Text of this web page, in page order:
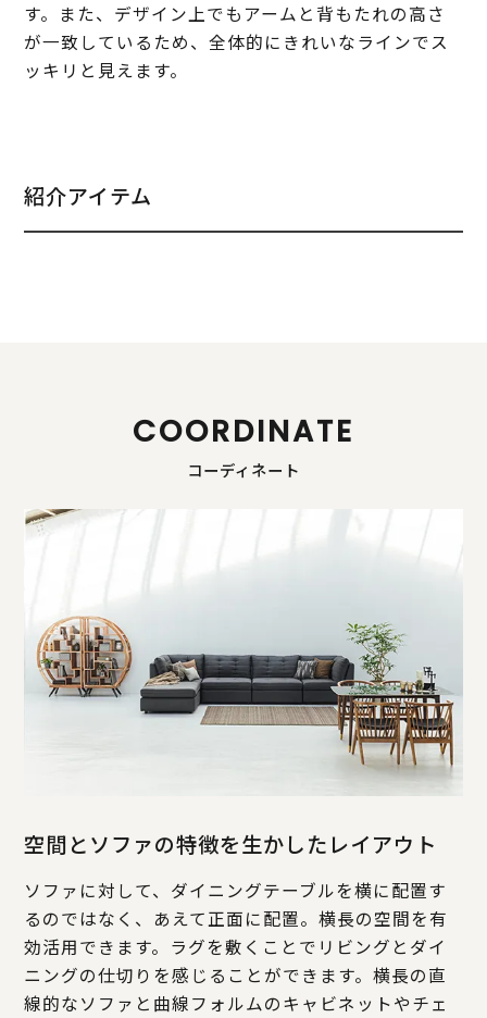
す。また、デザイン上でもアームと背もたれの高さ
が一致しているため、全体的にきれいなラインでス
ッキリと見えます。
紹介アイテム
COORDINATE
コーディネート
空間とソファの特徴を生かしたレイアウト
ソファに対して、ダイニングテーブルを横に配置す
るのではなく、あえて正面に配置。横長の空間を有
効活用できます。ラグを敷くことでリビングとダイ
ニングの仕切りを感じることができます。横長の直
線的なソファと曲線フォルムのキャビネットやチェ